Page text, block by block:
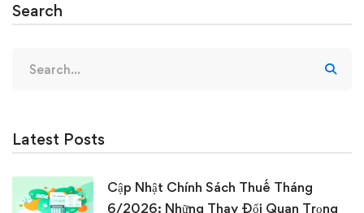
Search
for:
Latest Posts
Cập Nhật Chính Sách Thuế Tháng
6/2026: Những Thay Đổi Quan Trọng